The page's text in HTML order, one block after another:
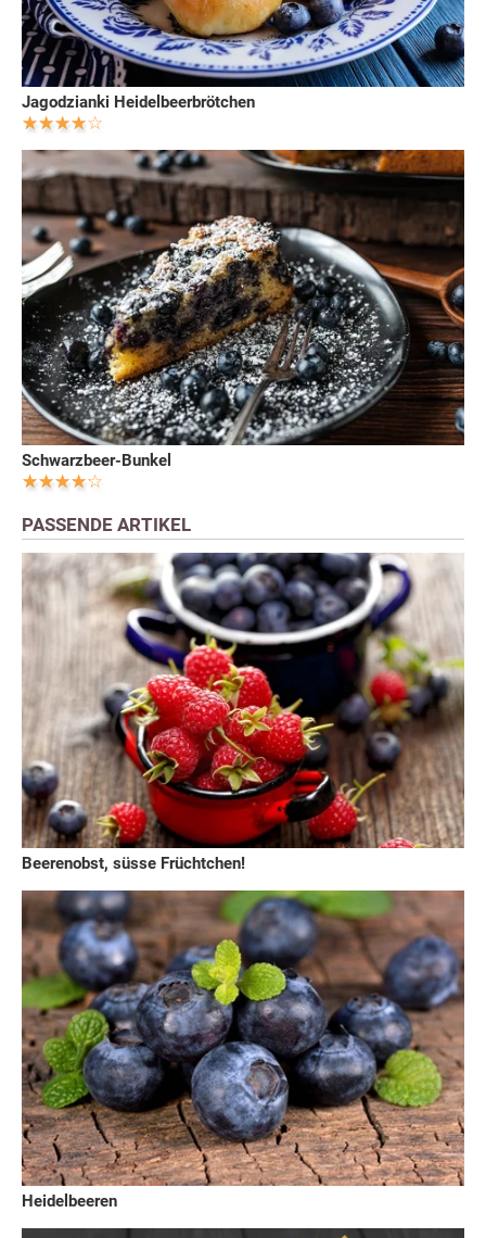
Jagodzianki Heidelbeerbrötchen
Schwarzbeer-Bunkel
PASSENDE ARTIKEL
Beerenobst, süsse Früchtchen!
Heidelbeeren